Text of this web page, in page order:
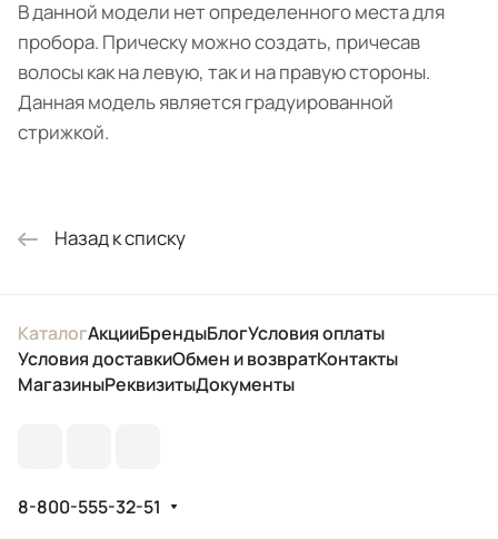
В данной модели нет определенного места для
пробора. Прическу можно создать, причесав
волосы как на левую, так и на правую стороны.
Данная модель является градуированной
стрижкой.
Назад к списку
КаталогАкцииБрендыБлогУсловия оплаты
Условия доставкиОбмен и возвратКонтакты
МагазиныРеквизитыДокументы
8-800-555-32-51